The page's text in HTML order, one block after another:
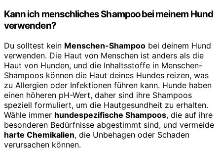
Kann ich menschliches Shampoo bei meinem Hund
verwenden?
Du solltest kein Menschen-Shampoo bei deinem Hund
verwenden. Die Haut von Menschen ist anders als die
Haut von Hunden, und die Inhaltsstoffe in Menschen-
Shampoos können die Haut deines Hundes reizen, was
zu Allergien oder Infektionen führen kann. Hunde haben
einen höheren pH-Wert, daher sind ihre Shampoos
speziell formuliert, um die Hautgesundheit zu erhalten.
Wähle immer hundespezifische Shampoos, die auf ihre
besonderen Bedürfnisse abgestimmt sind, und vermeide
harte Chemikalien, die Unbehagen oder Schaden
verursachen können.